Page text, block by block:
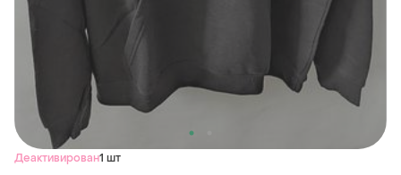
Деактивирован1 шт